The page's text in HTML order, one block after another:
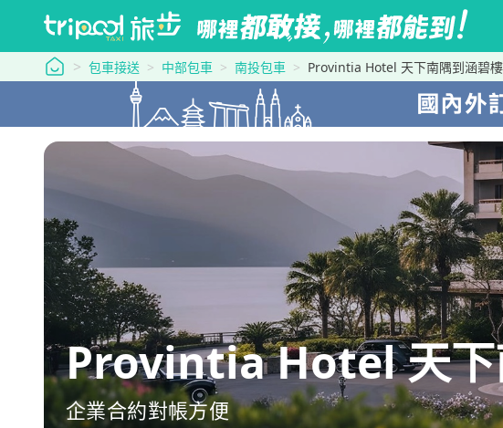
tripool 旅步
包車接送 中部包車 南投包車 Provintia Hotel 天下南隅到涵碧樓
Provintia Hotel 天
企業合約對帳方便